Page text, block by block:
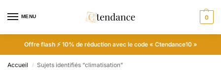
MENU 0
Offre flash ⚡ 10% de réduction avec le code « Ctendance10 »
Accueil / Sujets identifiés “climatisation”